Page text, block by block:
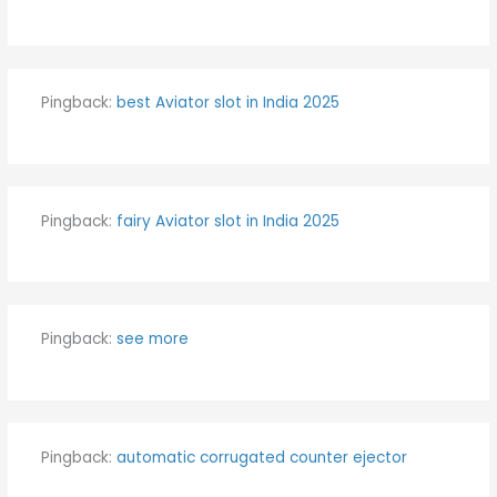
Pingback: best Aviator slot in India 2025
Pingback: fairy Aviator slot in India 2025
Pingback: see more
Pingback: automatic corrugated counter ejector